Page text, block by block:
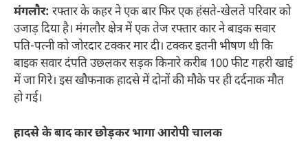
मंगलौर: रफ्तार के कहर ने एक बार फिर एक हंसते-खेलते परिवार को
उजाड़ दिया है। मंगलौर क्षेत्र में एक तेज रफ्तार कार ने बाइक सवार
पति-पत्नी को जोरदार टक्कर मार दी। टक्कर इतनी भीषण थी कि
बाइक सवार दंपति उछलकर सड़क किनारे करीब 100 फीट गहरी खाई
में जा गिरे। इस खौफनाक हादसे में दोनों की मौके पर ही दर्दनाक मौत
हो गई।
हादसे के बाद कार छोड़कर भागा आरोपी चालक